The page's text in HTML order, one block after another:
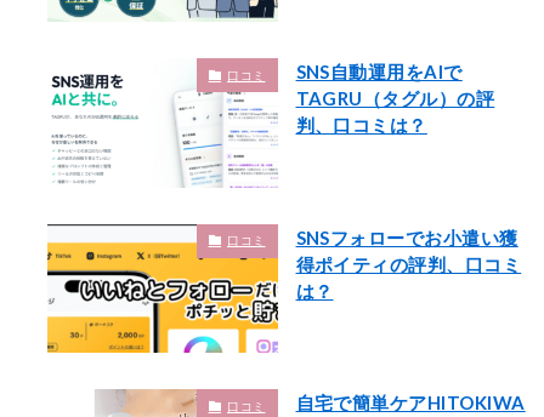
口コミ
SNS自動運用をAIで
TAGRU（タグル）の評
判、口コミは？
口コミ
SNSフォローでお小遣い獲
得ポイティの評判、口コミ
は？
口コミ
自宅で簡単ケアHITOKIWA